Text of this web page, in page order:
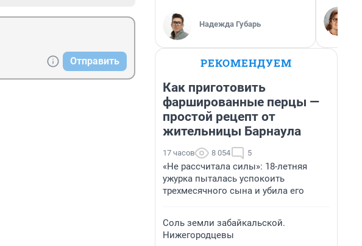
Отправить
Надежда Губарь
РЕКОМЕНДУЕМ
Как приготовить
фаршированные перцы —
простой рецепт от
жительницы Барнаула
17 часов 8 054 5
«Не рассчитала силы»: 18-летняя
ужурка пыталась успокоить
трехмесячного сына и убила его
Соль земли забайкальской.
Нижегородцевы